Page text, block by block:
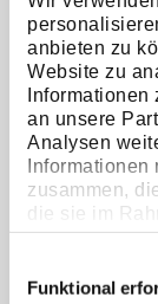
anbieten zu
Website zu
an unsere
Analysen
Informationen
zusammen,
die sie im
gesammelt
Funktional